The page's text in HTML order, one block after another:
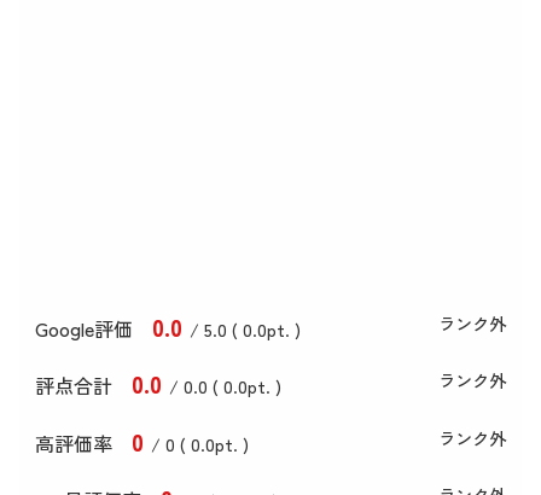
Google評価 0.0 / 5.0 ( 0.0pt. ) ランク外
評点合計 0.0 / 0.0 ( 0.0pt. ) ランク外
高評価率 0 / 0 ( 0.0pt. ) ランク外